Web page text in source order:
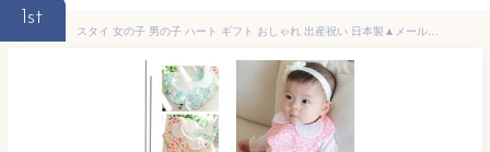
1st
スタイ 女の子 男の子 ハート ギフト おしゃれ 出産祝い 日本製▲メール便送料無料▲エレガントな小花4カラースタイ・ビブ・出産祝いにも素敵なかわいいよだれかけ 襟付き4カラー